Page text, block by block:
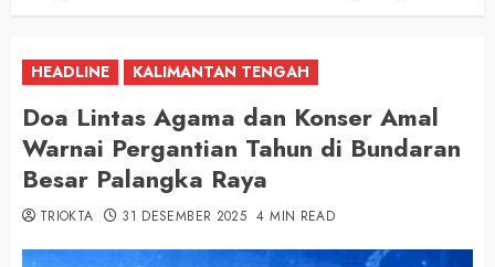
HEADLINE KALIMANTAN TENGAH
Doa Lintas Agama dan Konser Amal
Warnai Pergantian Tahun di Bundaran
Besar Palangka Raya
TRIOKTA 31 DESEMBER 2025 4 MIN READ